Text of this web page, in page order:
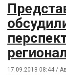
17.09.2018 08:44 /